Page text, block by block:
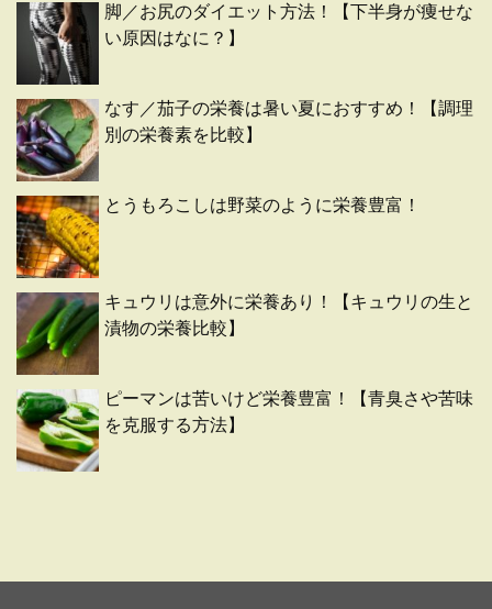
脚／お尻のダイエット方法！【下半身が痩せな
い原因はなに？】
なす／茄子の栄養は暑い夏におすすめ！【調理
別の栄養素を比較】
とうもろこしは野菜のように栄養豊富！
キュウリは意外に栄養あり！【キュウリの生と
漬物の栄養比較】
ピーマンは苦いけど栄養豊富！【青臭さや苦味
を克服する方法】